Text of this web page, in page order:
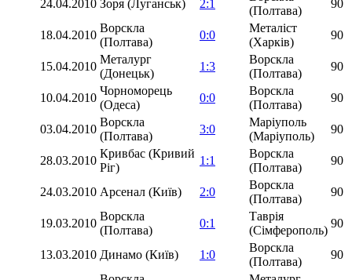
24.04.2010 Зоря (Луганськ) 2:1
(Полтава)
90
18.04.2010
Ворскла
(Полтава)
0:0
Металіст
(Харків)
90
15.04.2010
Металург
(Донецьк)
1:3
Ворскла
(Полтава)
90
10.04.2010
Чорноморець
(Одеса)
0:0
Ворскла
(Полтава)
90
03.04.2010
Ворскла
(Полтава)
3:0
Маріуполь
(Маріуполь)
90
28.03.2010
Кривбас (Кривий
Ріг)
1:1
Ворскла
(Полтава)
90
24.03.2010 Арсенал (Київ) 2:0
Ворскла
(Полтава)
90
19.03.2010
Ворскла
(Полтава)
0:1
Таврія
(Сімферополь)
90
13.03.2010 Динамо (Київ) 1:0
Ворскла
(Полтава)
90